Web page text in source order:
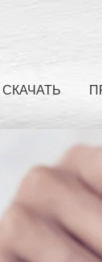
СКАЧАТЬ